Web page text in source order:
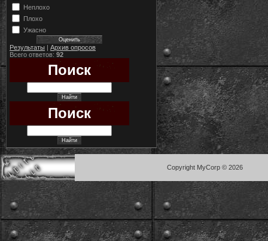
Неплохо
Плохо
Ужасно
Результаты | Архив опросов
Всего ответов: 92
Поиск
Поиск
Copyright MyCorp © 2026